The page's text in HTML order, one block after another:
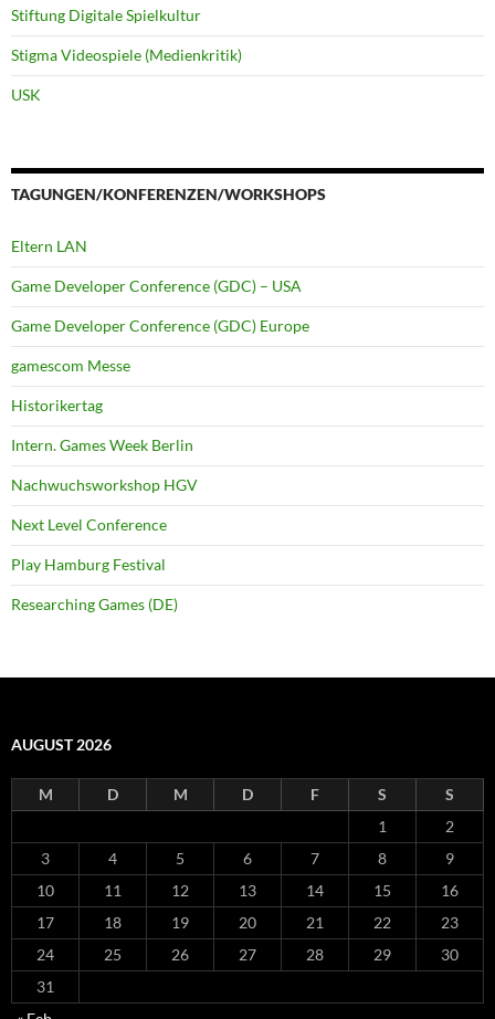
Stiftung Digitale Spielkultur
Stigma Videospiele (Medienkritik)
USK
TAGUNGEN/KONFERENZEN/WORKSHOPS
Eltern LAN
Game Developer Conference (GDC) – USA
Game Developer Conference (GDC) Europe
gamescom Messe
Historikertag
Intern. Games Week Berlin
Nachwuchsworkshop HGV
Next Level Conference
Play Hamburg Festival
Researching Games (DE)
AUGUST 2026
M D M D F S
S
1
2
3
4 5 6 7 8
9
10
11 12 13 14 15
16
17
18 19 20 21 22
23
24
25 26 27 28 29
30
31